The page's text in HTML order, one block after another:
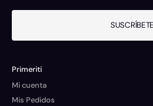
SUSCRÍBETE
Primeriti
Mi cuenta
Mis Pedidos